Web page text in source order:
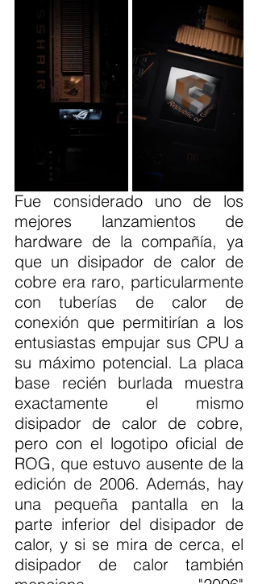
Fue considerado uno de los
mejores lanzamientos de
hardware de la compañía, ya
que un disipador de calor de
cobre era raro, particularmente
con tuberías de calor de
conexión que permitirían a los
entusiastas empujar sus CPU a
su máximo potencial. La placa
base recién burlada muestra
exactamente el mismo
disipador de calor de cobre,
pero con el logotipo oficial de
ROG, que estuvo ausente de la
edición de 2006. Además, hay
una pequeña pantalla en la
parte inferior del disipador de
calor, y si se mira de cerca, el
disipador de calor también